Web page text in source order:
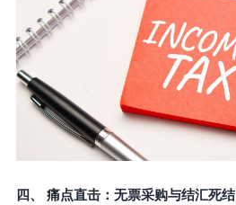
四、 痛点直击：无票采购与结汇死结